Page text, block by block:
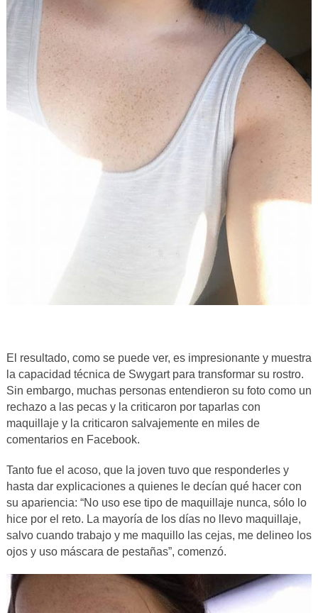
El resultado, como se puede ver, es impresionante y muestra
la capacidad técnica de Swygart para transformar su rostro.
Sin embargo, muchas personas entendieron su foto como un
rechazo a las pecas y la criticaron por taparlas con
maquillaje y la criticaron salvajemente en miles de
comentarios en Facebook.
Tanto fue el acoso, que la joven tuvo que responderles y
hasta dar explicaciones a quienes le decían qué hacer con
su apariencia: “No uso ese tipo de maquillaje nunca, sólo lo
hice por el reto. La mayoría de los días no llevo maquillaje,
salvo cuando trabajo y me maquillo las cejas, me delineo los
ojos y uso máscara de pestañas”, comenzó.